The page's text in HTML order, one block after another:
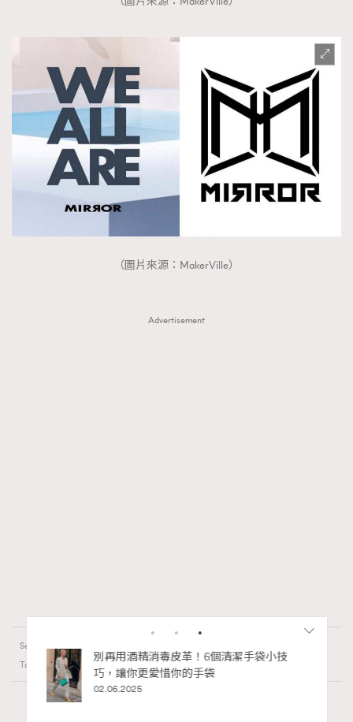
（圖片來源：MakerVille）
Advertisement
Series: FigaroCeleb
Tags: MIRROR MV 音樂